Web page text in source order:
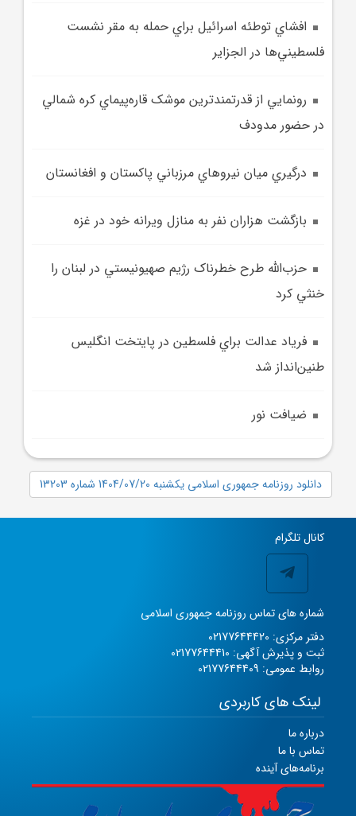
افشاي توطئه اسرائيل براي حمله به مقر نشست
فلسطيني‌ها در الجزاير
رونمايي از قدرتمندترين موشک قاره‌پيماي کره شمالي
در حضور مدودف
درگيري ميان نيروهاي مرزباني پاکستان و افغانستان
بازگشت هزاران نفر به منازل ويرانه خود در غزه
حزب‌الله طرح خطرناک رژيم صهيونيستي در لبنان را
خنثي کرد
فرياد عدالت براي فلسطين در پايتخت انگليس
طنين‌انداز شد
ضيافت نور
دانلود روزنامه جمهوری اسلامی یکشنبه 1404/07/20 شماره 13203
کانال تلگرام
شماره های تماس روزنامه جمهوری اسلامی
دفتر مرکزی: 02177644420
ثبت و پذیرش آگهی: 02177644410
روابط عمومی: 02177644409
لینک های کاربردی
درباره ما
تماس با ما
برنامه‌های آینده